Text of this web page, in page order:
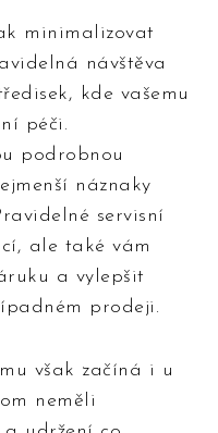
minimalizovat
návštěva
kde vašemu
péči.
podrobnou
náznaky
servisní
ale také vám
a vylepšit
prodeji.
však začíná i u
neměli